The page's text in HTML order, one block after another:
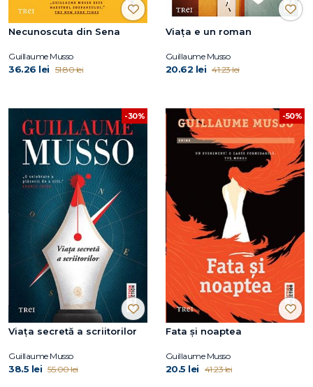
Necunoscuta din Sena
Guillaume Musso
36.26 lei 51.80 lei
Viața e un roman
Guillaume Musso
20.62 lei 41.23 lei
-30%
Viața secretă a scriitorilor
Guillaume Musso
38.5 lei 55.00 lei
-50%
Fata și noaptea
Guillaume Musso
20.5 lei 41.23 lei